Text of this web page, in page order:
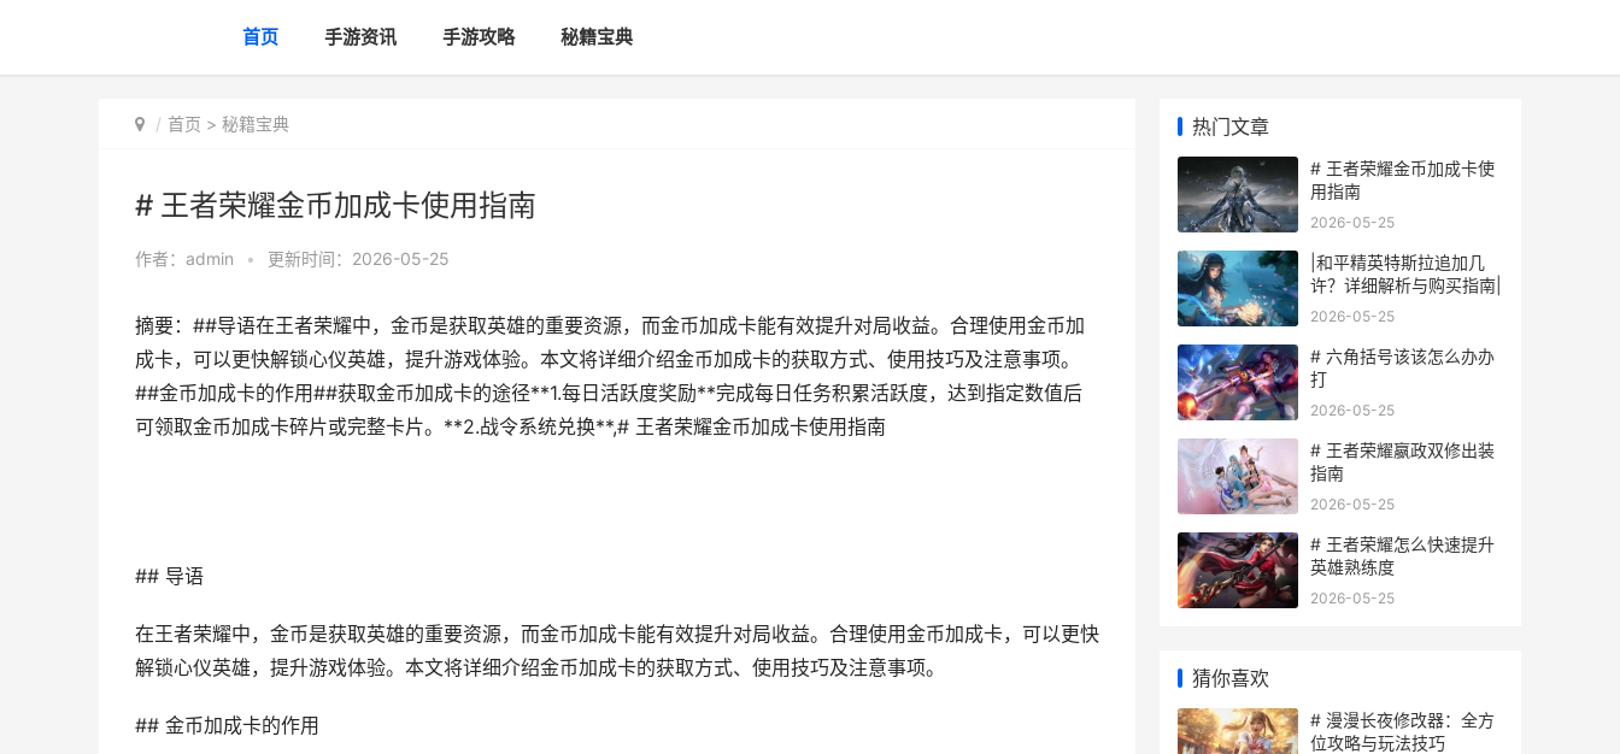
首页 手游资讯 手游攻略 秘籍宝典
首页 > 秘籍宝典
# 王者荣耀金币加成卡使用指南
作者： admin • 更新时间：2026-05-25
摘要：##导语在王者荣耀中，金币是获取英雄的重要资源，而金币加成卡能有效提升对局收益。合理使用金币加
成卡，可以更快解锁心仪英雄，提升游戏体验。本文将详细介绍金币加成卡的获取方式、使用技巧及注意事项。
##金币加成卡的作用##获取金币加成卡的途径**1.每日活跃度奖励**完成每日任务积累活跃度，达到指定数值后
可领取金币加成卡碎片或完整卡片。**2.战令系统兑换**,# 王者荣耀金币加成卡使用指南
## 导语
在王者荣耀中，金币是获取英雄的重要资源，而金币加成卡能有效提升对局收益。合理使用金币加成卡，可以更快
解锁心仪英雄，提升游戏体验。本文将详细介绍金币加成卡的获取方式、使用技巧及注意事项。
## 金币加成卡的作用
热门文章
# 王者荣耀金币加成卡使
用指南
2026-05-25
|和平精英特斯拉追加几
许？详细解析与购买指南|
2026-05-25
# 六角括号该该怎么办办
打
2026-05-25
# 王者荣耀嬴政双修出装
指南
2026-05-25
# 王者荣耀怎么快速提升
英雄熟练度
2026-05-25
猜你喜欢
# 漫漫长夜修改器：全方
位攻略与玩法技巧